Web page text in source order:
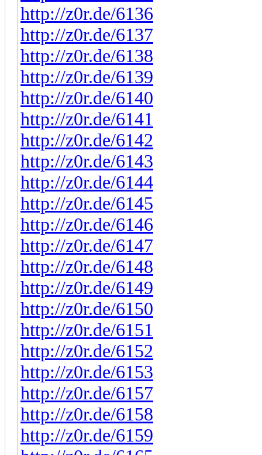
http://z0r.de/6136
http://z0r.de/6137
http://z0r.de/6138
http://z0r.de/6139
http://z0r.de/6140
http://z0r.de/6141
http://z0r.de/6142
http://z0r.de/6143
http://z0r.de/6144
http://z0r.de/6145
http://z0r.de/6146
http://z0r.de/6147
http://z0r.de/6148
http://z0r.de/6149
http://z0r.de/6150
http://z0r.de/6151
http://z0r.de/6152
http://z0r.de/6153
http://z0r.de/6157
http://z0r.de/6158
http://z0r.de/6159